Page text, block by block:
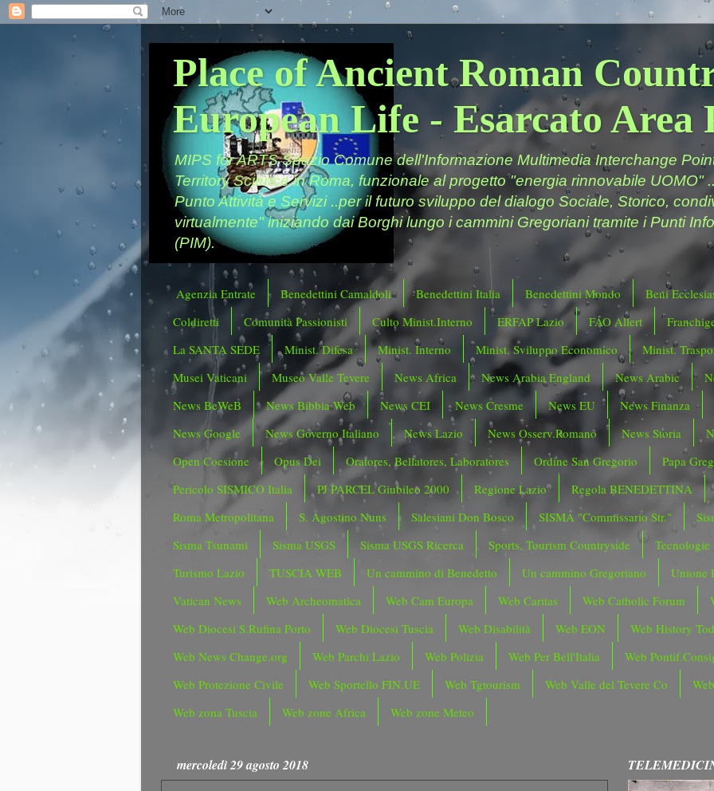
Place of Ancient Roman
European Life - Esarcato Area
MIPS for ARTS Spazio Comune dell'Informazione Multimedia Interchange
Territory Science in Roma, funzionale al progetto "energia rinnovabile UOMO"
Punto Attività e Servizi ..per il futuro sviluppo del dialogo Sociale, Storico,
virtualmente" iniziando dai Borghi lungo i cammini Gregoriani tramite i Punti
(PIM).
Agenzia Entrate Benedettini Camaldoli Benedettini Italia Benedettini Mondo
Beni
Coldiretti
Comunità Passionisti Culto Minist.Interno ERFAP Lazio FAO Allert
La SANTA SEDE
Minist. Difesa Minist. Interno Minist. Sviluppo Economico
Minist.
Musei Vaticani
Museo Valle Tevere News Africa News Arabia England News Arabic
News BeWeB
News Bibbia Web News CEI News Cresme News EU
News Finanza
News Google
News Governo Italiano News Lazio News Osserv.Romano News Storia
Open Coesione
Opus Dei Oratores, Bellatores, Laboratores Ordine San Gregorio
Papa
Pericolo SISMICO Italia
PJ PARCEL Giubileo 2000 Regione Lazio
Regola BENEDETTINA
Roma Metropolitana
S. Agostino Nuns Salesiani Don Bosco SISMA "Commissario Str."
Sisma Tsunami
Sisma USGS Sisma USGS Ricerca Sports, Tourism Countryside
Tecnologie
Turismo Lazio
TUSCIA WEB Un cammino di Benedetto Un cammino Gregoriano
Unione
Vatican News
Web Archeomatica Web Cam Europa Web Caritas Web Catholic Forum
Web Diocesi S.Rufina Porto
Web Diocesi Tuscia Web Disabilità Web EON
Web History
Web News Change.org
Web Parchi Lazio Web Polizia Web Per Bell'Italia
Web
Web Protezione Civile
Web Sportello FIN.UE Web Tgtourism Web Valle del Tevere Co
Web zona Tuscia
Web zone Africa Web zone Meteo
mercoledì 29 agosto 2018